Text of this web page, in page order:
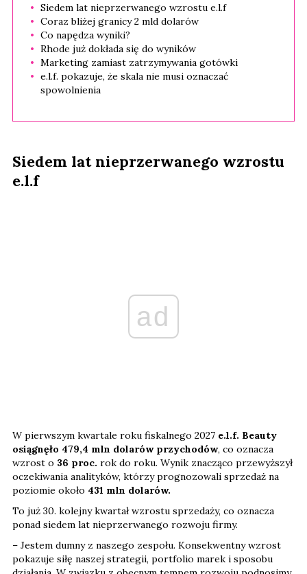
Siedem lat nieprzerwanego wzrostu e.l.f
Coraz bliżej granicy 2 mld dolarów
Co napędza wyniki?
Rhode już dokłada się do wyników
Marketing zamiast zatrzymywania gotówki
e.l.f. pokazuje, że skala nie musi oznaczać
spowolnienia
Siedem lat nieprzerwanego wzrostu
e.l.f
ad
W pierwszym kwartale roku fiskalnego 2027 e.l.f. Beauty
osiągnęło 479,4 mln dolarów przychodów, co oznacza
wzrost o 36 proc. rok do roku. Wynik znacząco przewyższył
oczekiwania analityków, którzy prognozowali sprzedaż na
poziomie około 431 mln dolarów.
To już 30. kolejny kwartał wzrostu sprzedaży, co oznacza
ponad siedem lat nieprzerwanego rozwoju firmy.
– Jestem dumny z naszego zespołu. Konsekwentny wzrost
pokazuje siłę naszej strategii, portfolio marek i sposobu